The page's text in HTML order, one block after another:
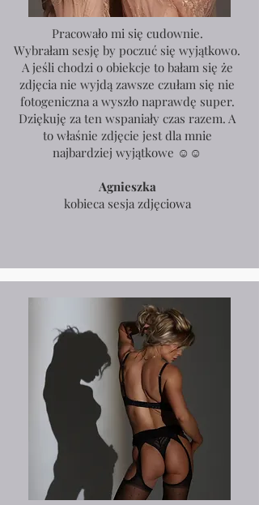
Pracowało mi się cudownie.
Wybrałam sesję by poczuć się wyjątkowo.
A jeśli chodzi o obiekcje to bałam się że
zdjęcia nie wyjdą zawsze czułam się nie
fotogeniczna a wyszło naprawdę super.
Dziękuję za ten wspaniały czas razem. A
to właśnie zdjęcie jest dla mnie
najbardziej wyjątkowe ☺️☺️
Agnieszka
kobieca sesja zdjęciowa